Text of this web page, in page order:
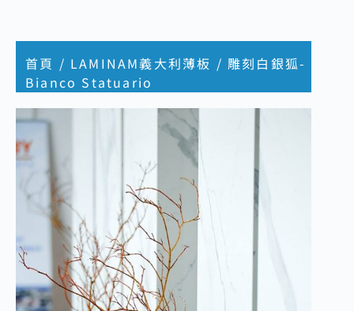
首頁 / LAMINAM義大利薄板 / 雕刻白銀狐-
Bianco Statuario